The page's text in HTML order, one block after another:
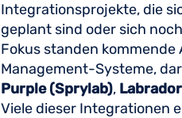
Integrationsprojekte, die
geplant sind oder sich
Fokus standen
Management-Systeme,
Purple (Sprylab), Labrador
Viele dieser Integrationen